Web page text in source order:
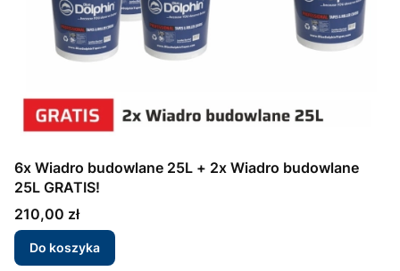
6x Wiadro budowlane 25L + 2x Wiadro budowlane
25L GRATIS!
Cena
210,00 zł
Do koszyka